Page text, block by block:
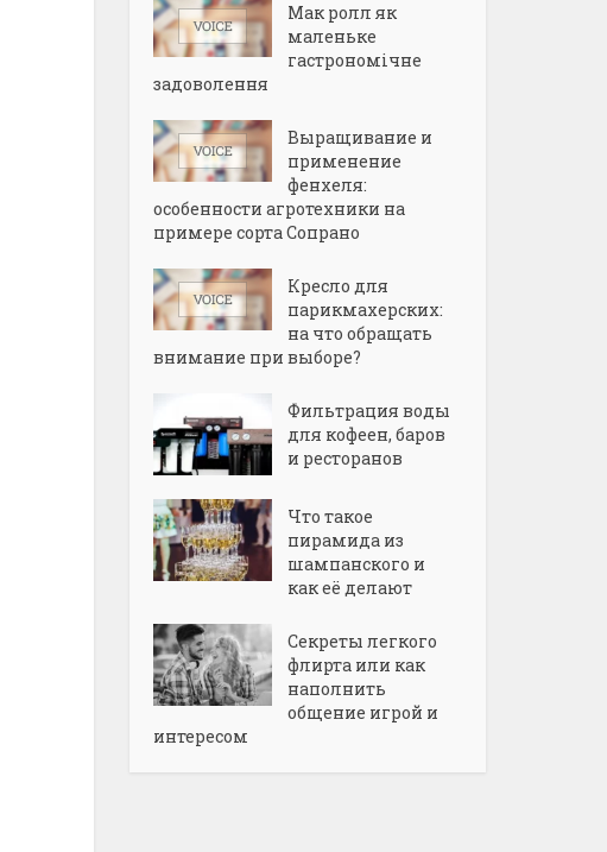
Мак ролл як
маленьке
гастрономічне
задоволення
Выращивание и
применение
фенхеля:
особенности агротехники на
примере сорта Сопрано
Кресло для
парикмахерских:
на что обращать
внимание при выборе?
Фильтрация воды
для кофеен, баров
и ресторанов
Что такое
пирамида из
шампанского и
как её делают
Секреты легкого
флирта или как
наполнить
общение игрой и
интересом